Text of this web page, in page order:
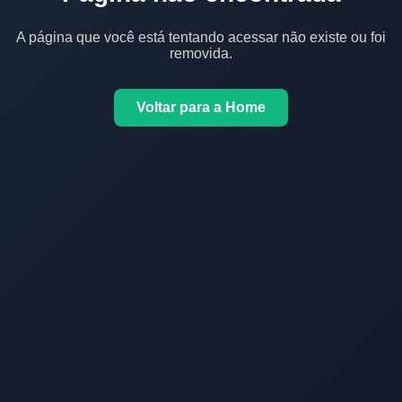
A página que você está tentando acessar não existe ou foi
removida.
Voltar para a Home